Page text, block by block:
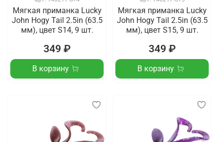
Мягкая приманка Lucky
John Hogy Tail 2.5in (63.5
мм), цвет S14, 9 шт.
349 ₽
В корзину
Мягкая приманка Lucky
John Hogy Tail 2.5in (63.5
мм), цвет S15, 9 шт.
349 ₽
В корзину